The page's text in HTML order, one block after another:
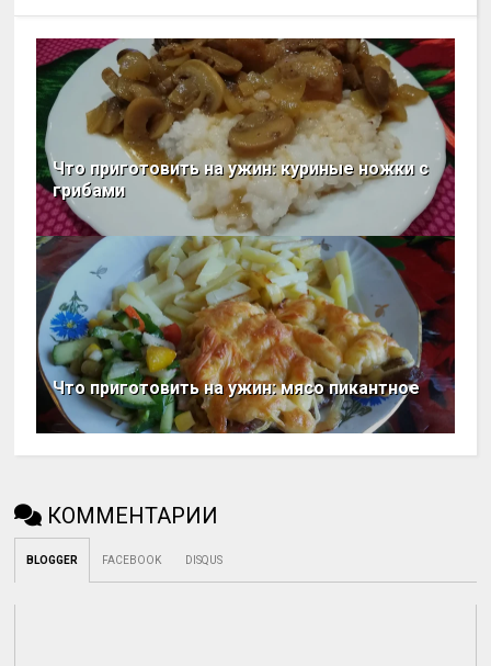
Что приготовить на ужин: куриные ножки с
грибами
Что приготовить на ужин: мясо пикантное
КОММЕНТАРИИ
BLOGGER FACEBOOK DISQUS